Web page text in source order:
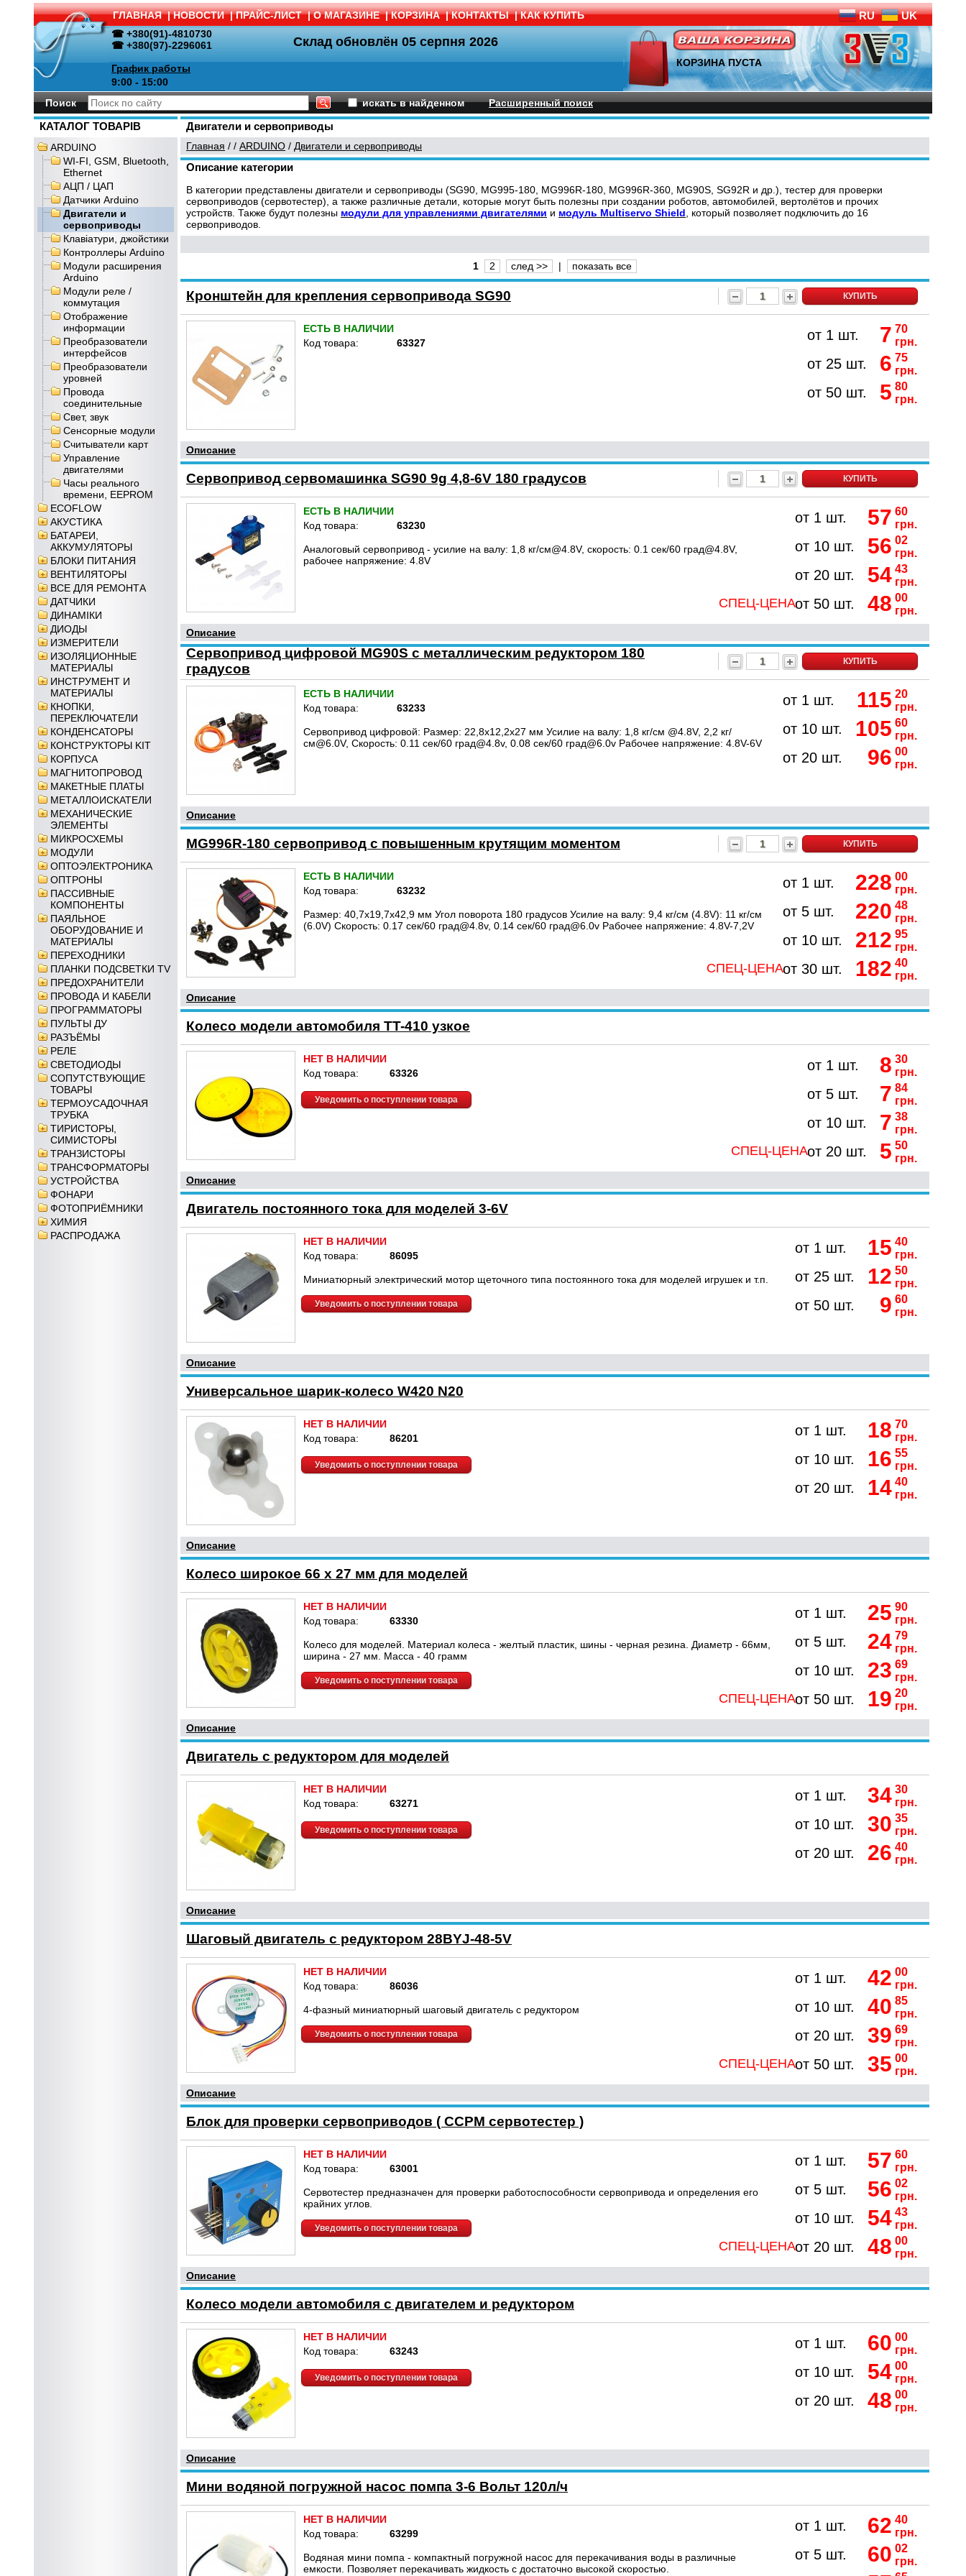
ГЛАВНАЯ | НОВОСТИ | ПРАЙС-ЛИСТ | О МАГАЗИНЕ | КОРЗИНА | КОНТАКТЫ | КАК КУПИТЬ RU UK
☎ +380(91)-4810730
☎ +380(97)-2296061
График работы
9:00 - 15:00
Склад обновлён 05 серпня 2026
КОРЗИНА ПУСТА
Поиск искать в найденном Расширенный поиск
КАТАЛОГ ТОВАРІВ
ARDUINO
WI-FI, GSM, Bluetooth,
Ethernet
АЦП / ЦАП
Датчики Arduino
Двигатели и
сервоприводы
Клавіатури, джойстики
Контроллеры Arduino
Модули расширения
Arduino
Модули реле /
коммутация
Отображение
информации
Преобразователи
интерфейсов
Преобразователи
уровней
Провода
соединительные
Свет, звук
Сенсорные модули
Считыватели карт
Управление
двигателями
Часы реального
времени, EEPROM
ECOFLOW
АКУСТИКА
БАТАРЕИ,
АККУМУЛЯТОРЫ
БЛОКИ ПИТАНИЯ
ВЕНТИЛЯТОРЫ
ВСЕ ДЛЯ РЕМОНТА
ДАТЧИКИ
ДИНАМІКИ
ДИОДЫ
ИЗМЕРИТЕЛИ
ИЗОЛЯЦИОННЫЕ
МАТЕРИАЛЫ
ИНСТРУМЕНТ И
МАТЕРИАЛЫ
КНОПКИ,
ПЕРЕКЛЮЧАТЕЛИ
КОНДЕНСАТОРЫ
КОНСТРУКТОРЫ KIT
КОРПУСА
МАГНИТОПРОВОД
МАКЕТНЫЕ ПЛАТЫ
МЕТАЛЛОИСКАТЕЛИ
МЕХАНИЧЕСКИЕ
ЭЛЕМЕНТЫ
МИКРОСХЕМЫ
МОДУЛИ
ОПТОЭЛЕКТРОНИКА
ОПТРОНЫ
ПАССИВНЫЕ
КОМПОНЕНТЫ
ПАЯЛЬНОЕ
ОБОРУДОВАНИЕ И
МАТЕРИАЛЫ
ПЕРЕХОДНИКИ
ПЛАНКИ ПОДСВЕТКИ TV
ПРЕДОХРАНИТЕЛИ
ПРОВОДА И КАБЕЛИ
ПРОГРАММАТОРЫ
ПУЛЬТЫ ДУ
РАЗЪЁМЫ
РЕЛЕ
СВЕТОДИОДЫ
СОПУТСТВУЮЩИЕ
ТОВАРЫ
ТЕРМОУСАДОЧНАЯ
ТРУБКА
ТИРИСТОРЫ,
СИМИСТОРЫ
ТРАНЗИСТОРЫ
ТРАНСФОРМАТОРЫ
УСТРОЙСТВА
ФОНАРИ
ФОТОПРИЁМНИКИ
ХИМИЯ
РАСПРОДАЖА
Двигатели и сервоприводы
Главная / / ARDUINO / Двигатели и сервоприводы
Описание категории
В категории представлены двигатели и сервоприводы (SG90, MG995-180, MG996R-180, MG996R-360, MG90S, SG92R и др.), тестер для проверки
сервоприводов (сервотестер), а также различные детали, которые могут быть полезны при создании роботов, автомобилей, вертолётов и прочих
устройств. Также будут полезны модули для управлениями двигателями и модуль Multiservo Shield , который позволяет подключить до 16
сервоприводов.
1 2 след >> | показать все
Кронштейн для крепления сервопривода SG90 КУПИТЬ
ЕСТЬ В НАЛИЧИИ
Код товара:
63327 от 1 шт. 7 70
грн.
от 25 шт. 6 75
грн.
от 50 шт. 5 80
грн.
Описание
Сервопривод сервомашинка SG90 9g 4,8-6V 180 градусов КУПИТЬ
ЕСТЬ В НАЛИЧИИ
Код товара:
63230
Аналоговый сервопривод - усилие на валу: 1,8 кг/см@4.8V, скорость: 0.1 сек/60 град@4.8V,
рабочее напряжение: 4.8V
от 1 шт. 57 60
грн.
от 10 шт. 56 02
грн.
от 20 шт. 54 43
грн.
СПЕЦ-ЦЕНАот 50 шт. 48 00
грн.
Описание
Сервопривод цифровой MG90S с металлическим редуктором 180
градусов
КУПИТЬ
ЕСТЬ В НАЛИЧИИ
Код товара:
63233
Сервопривод цифровой: Размер: 22,8x12,2x27 мм Усилие на валу: 1,8 кг/см @4.8V, 2,2 кг/
см@6.0V, Скорость: 0.11 сек/60 град@4.8v, 0.08 сек/60 град@6.0v Рабочее напряжение: 4.8V-6V
от 1 шт. 115 20
грн.
от 10 шт. 105 60
грн.
от 20 шт. 96 00
грн.
Описание
MG996R-180 сервопривод с повышенным крутящим моментом КУПИТЬ
ЕСТЬ В НАЛИЧИИ
Код товара:
63232
Размер: 40,7x19,7x42,9 мм Угол поворота 180 градусов Усилие на валу: 9,4 кг/см (4.8V): 11 кг/см
(6.0V) Скорость: 0.17 сек/60 град@4.8v, 0.14 сек/60 град@6.0v Рабочее напряжение: 4.8V-7,2V
от 1 шт. 228 00
грн.
от 5 шт. 220 48
грн.
от 10 шт. 212 95
грн.
СПЕЦ-ЦЕНАот 30 шт. 182 40
грн.
Описание
Колесо модели автомобиля TT-410 узкое
НЕТ В НАЛИЧИИ
Код товара:
63326
Уведомить о поступлении товара
от 1 шт. 8 30
грн.
от 5 шт. 7 84
грн.
от 10 шт. 7 38
грн.
СПЕЦ-ЦЕНАот 20 шт. 5 50
грн.
Описание
Двигатель постоянного тока для моделей 3-6V
НЕТ В НАЛИЧИИ
Код товара:
86095
Миниатюрный электрический мотор щеточного типа постоянного тока для моделей игрушек и т.п.
Уведомить о поступлении товара
от 1 шт. 15 40
грн.
от 25 шт. 12 50
грн.
от 50 шт. 9 60
грн.
Описание
Универсальное шарик-колесо W420 N20
НЕТ В НАЛИЧИИ
Код товара:
86201
Уведомить о поступлении товара
от 1 шт. 18 70
грн.
от 10 шт. 16 55
грн.
от 20 шт. 14 40
грн.
Описание
Колесо широкое 66 x 27 мм для моделей
НЕТ В НАЛИЧИИ
Код товара:
63330
Колесо для моделей. Материал колеса - желтый пластик, шины - черная резина. Диаметр - 66мм,
ширина - 27 мм. Масса - 40 грамм
Уведомить о поступлении товара
от 1 шт. 25 90
грн.
от 5 шт. 24 79
грн.
от 10 шт. 23 69
грн.
СПЕЦ-ЦЕНАот 50 шт. 19 20
грн.
Описание
Двигатель с редуктором для моделей
НЕТ В НАЛИЧИИ
Код товара:
63271
Уведомить о поступлении товара
от 1 шт. 34 30
грн.
от 10 шт. 30 35
грн.
от 20 шт. 26 40
грн.
Описание
Шаговый двигатель с редуктором 28BYJ-48-5V
НЕТ В НАЛИЧИИ
Код товара:
86036
4-фазный миниатюрный шаговый двигатель с редуктором
Уведомить о поступлении товара
от 1 шт. 42 00
грн.
от 10 шт. 40 85
грн.
от 20 шт. 39 69
грн.
СПЕЦ-ЦЕНАот 50 шт. 35 00
грн.
Описание
Блок для проверки сервоприводов ( CCPM сервотестер )
НЕТ В НАЛИЧИИ
Код товара:
63001
Сервотестер предназначен для проверки работоспособности сервопривода и определения его
крайних углов.
Уведомить о поступлении товара
от 1 шт. 57 60
грн.
от 5 шт. 56 02
грн.
от 10 шт. 54 43
грн.
СПЕЦ-ЦЕНАот 20 шт. 48 00
грн.
Описание
Колесо модели автомобиля с двигателем и редуктором
НЕТ В НАЛИЧИИ
Код товара:
63243
Уведомить о поступлении товара
от 1 шт. 60 00
грн.
от 10 шт. 54 00
грн.
от 20 шт. 48 00
грн.
Описание
Мини водяной погружной насос помпа 3-6 Вольт 120л/ч
НЕТ В НАЛИЧИИ
Код товара:
63299
Водяная мини помпа - компактный погружной насос для перекачивания воды в различные
емкости. Позволяет перекачивать жидкость с достаточно высокой скоростью.
от 1 шт. 62 40
грн.
от 5 шт. 60 02
грн.